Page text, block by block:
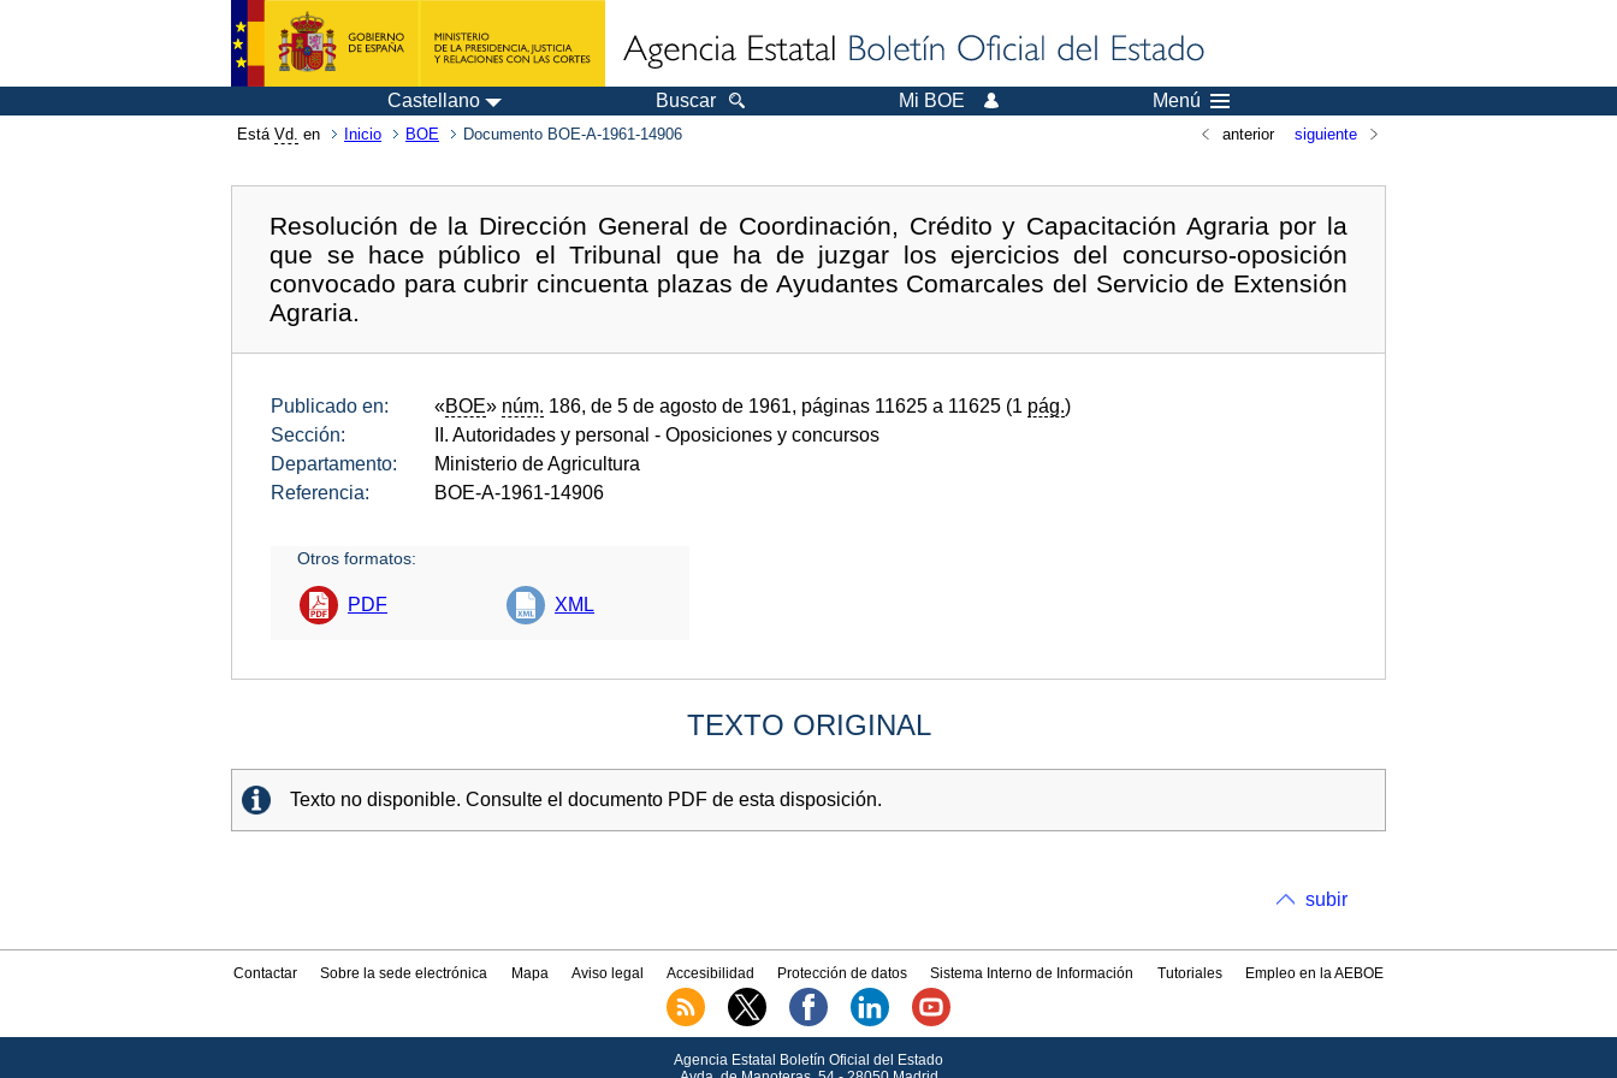
Castellano Buscar Mi BOE Menú
Está Vd. en Inicio BOE Documento BOE-A-1961-14906 anterior siguiente
Resolución de la Dirección General de Coordinación, Crédito y Capacitación Agraria por la
que se hace público el Tribunal que ha de juzgar los ejercicios del concurso-oposición
convocado para cubrir cincuenta plazas de Ayudantes Comarcales del Servicio de Extensión
Agraria.
Publicado en: «BOE» núm. 186, de 5 de agosto de 1961, páginas 11625 a 11625 (1 pág.)
Sección:
II. Autoridades y personal - Oposiciones y concursos
Departamento:
Ministerio de Agricultura
Referencia:
BOE-A-1961-14906
Otros formatos:
PDF XML
TEXTO ORIGINAL
Texto no disponible. Consulte el documento PDF de esta disposición.
subir
Contactar Sobre la sede electrónica Mapa Aviso legal Accesibilidad Protección de datos Sistema Interno de Información Tutoriales Empleo en la AEBOE
Agencia Estatal Boletín Oficial del Estado